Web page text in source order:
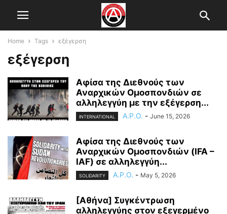
Home Tags εξέγερση
εξέγερση
Αφίσα της Διεθνούς των
Αναρχικών Ομοσπονδιών σε
αλληλεγγύη με την εξέγερση...
INTERNATIONAL A.P.O. - June 15, 2026
Αφίσα της Διεθνούς των
Αναρχικών Ομοσπονδιών (IFA –
IAF) σε αλληλεγγύη...
SOLIDARITY A.P.O. - May 5, 2026
[Αθήνα] Συγκέντρωση
αλληλεγγύης στον εξεγερμένο